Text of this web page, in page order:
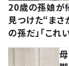
20歳の孫娘が
見つけた“まさ
の孫だ」「これ